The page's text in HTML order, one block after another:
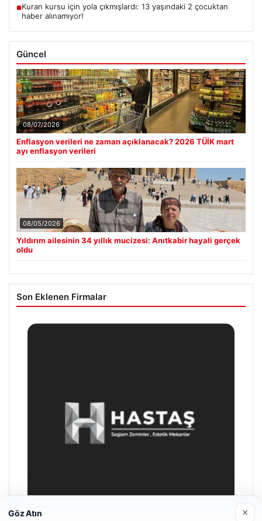
■Kuran kursu için yola çıkmışlardı: 13 yaşındaki 2 çocuktan
haber alınamıyor!
Güncel
08/07/2026
Enflasyon verileri ne zaman açıklanacak? 2026 TÜİK mart
ayı enflasyon verileri
08/05/2026
Yıldırım ailesinin 34 yıllık mucizesi: Anıtkabir hayali gerçek
oldu
Son Eklenen Firmalar
Göz Atın ×